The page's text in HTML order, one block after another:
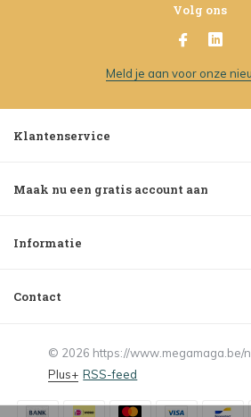
Volg ons
Meld je aan voor onze
Klantenservice
Maak nu een gratis account aan
Informatie
Contact
© 2026 https://www.megamaga.be/
Plus+ RSS-feed